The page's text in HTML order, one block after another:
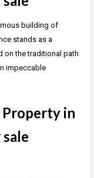
building of
stands as a
on the traditional path
impeccable
Property in